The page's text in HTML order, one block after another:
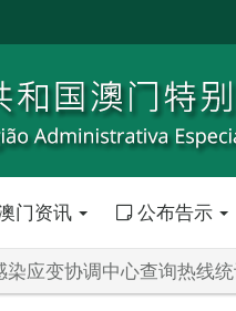
门资讯 公布告示
染应变协调中心查询热线